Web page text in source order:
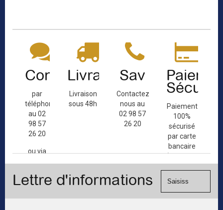
Contact
par
téléphone
au 02
98 57
26 20
ou via
de
Livraison
Livraison
sous 48h
Sav
Contactez-
nous au
02 98 57
26 20
Paiement
100%
sécurisé
par carte
bancaire
(Mastercard,
Visa, ...) et
Lettre d'informations